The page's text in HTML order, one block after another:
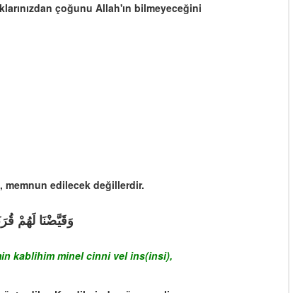
çoğunu Allah'ın bilmeyeceğini
memnun edilecek değillerdir.
وَقَيَّضْنَا لَهُمْ
kablihim minel cinni vel ins(insi),